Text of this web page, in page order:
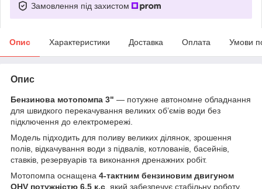
Замовлення під захистом
Опис Характеристики Доставка Оплата Умови
Опис
Бензинова мотопомпа 3" — потужне автономне обладнання
для швидкого перекачування великих об’ємів води без
підключення до електромережі.
Модель підходить для поливу великих ділянок, зрошення
полів, відкачування води з підвалів, котлованів, басейнів,
ставків, резервуарів та виконання дренажних робіт.
Мотопомпа оснащена 4-тактним бензиновим двигуном
OHV потужністю 6.5 к.с , який забезпечує стабільну роботу,